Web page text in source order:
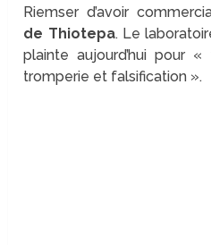
Riemser d’avoir
de Thiotepa. Le
plainte aujourd’hui pour
tromperie et falsification ».